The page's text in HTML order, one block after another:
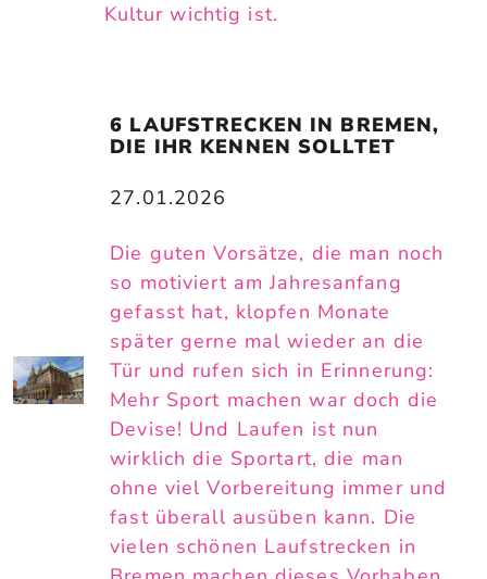
Kultur wichtig ist.
6 LAUFSTRECKEN IN BREMEN,
DIE IHR KENNEN SOLLTET
27.01.2026
Die guten Vorsätze, die man noch
so motiviert am Jahresanfang
gefasst hat, klopfen Monate
später gerne mal wieder an die
Tür und rufen sich in Erinnerung:
Mehr Sport machen war doch die
Devise! Und Laufen ist nun
wirklich die Sportart, die man
ohne viel Vorbereitung immer und
fast überall ausüben kann. Die
vielen schönen Laufstrecken in